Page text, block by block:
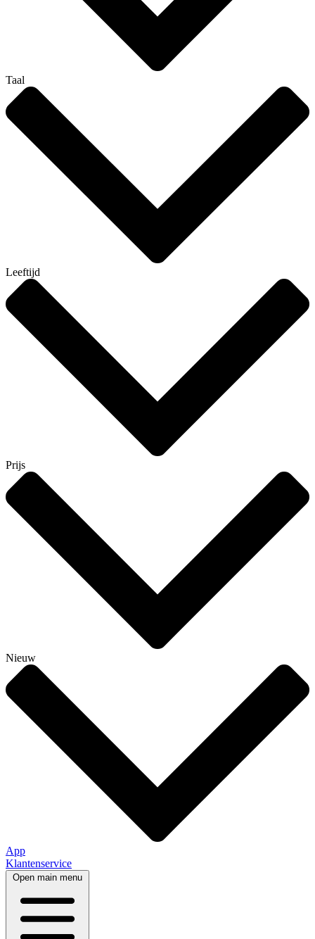
Taal
Leeftijd
Prijs
Nieuw
App
Klantenservice
Open main menu